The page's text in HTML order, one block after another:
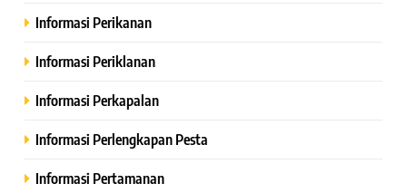
Informasi Perikanan
Informasi Periklanan
Informasi Perkapalan
Informasi Perlengkapan Pesta
Informasi Pertamanan